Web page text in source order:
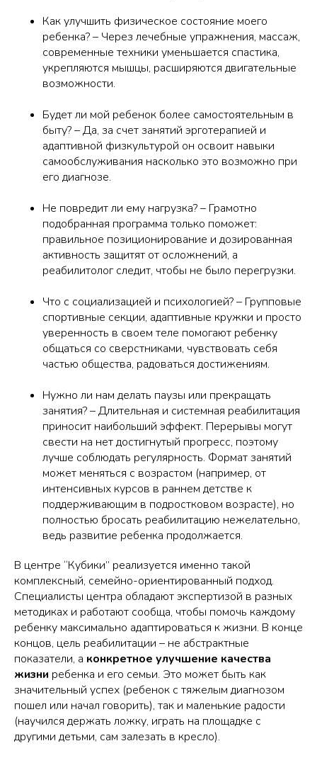
Как улучшить физическое состояние моего
ребенка?– Через лечебные упражнения, массаж,
современные техники уменьшается спастика,
укрепляются мышцы, расширяются двигательные
возможности.
Будет ли мой ребенок более самостоятельным в
быту?– Да, за счет занятий эрготерапией и
адаптивной физкультурой он освоит навыки
самообслуживания насколько это возможно при
его диагнозе.
Не повредит ли ему нагрузка?– Грамотно
подобранная программа только поможет:
правильное позиционирование и дозированная
активность защитят от осложнений, а
реабилитолог следит, чтобы не было перегрузки.
Что с социализацией и психологией?– Групповые
спортивные секции, адаптивные кружки и просто
уверенность в своем теле помогают ребенку
общаться со сверстниками, чувствовать себя
частью общества, радоваться достижениям.
Нужно ли нам делать паузы или прекращать
занятия?– Длительная и системная реабилитация
приносит наибольший эффект. Перерывы могут
свести на нет достигнутый прогресс, поэтому
лучше соблюдать регулярность. Формат занятий
может меняться с возрастом (например, от
интенсивных курсов в раннем детстве к
поддерживающим в подростковом возрасте), но
полностью бросать реабилитацию нежелательно,
ведь развитие ребенка продолжается.
В центре “Кубики” реализуется именно такой
комплексный, семейно-ориентированный подход.
Специалисты центра обладают экспертизой в разных
методиках и работают сообща, чтобы помочь каждому
ребенку максимально адаптироваться к жизни. В конце
концов, цель реабилитации – не абстрактные
показатели, а конкретное улучшение качества
жизни ребенка и его семьи. Это может быть как
значительный успех (ребенок с тяжелым диагнозом
пошел или начал говорить), так и маленькие радости
(научился держать ложку, играть на площадке с
другими детьми, сам залезать в кресло).